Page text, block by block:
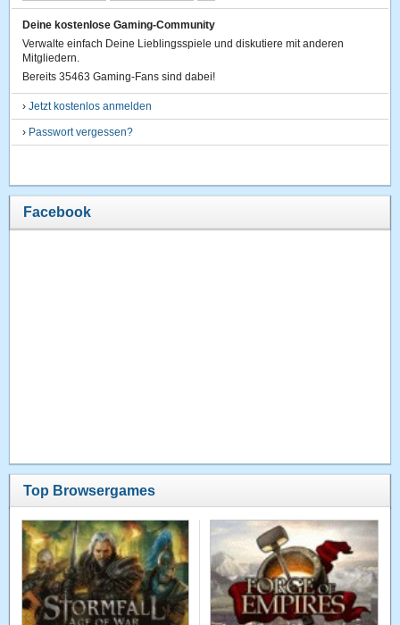
Deine kostenlose Gaming-Community
Verwalte einfach Deine Lieblingsspiele und diskutiere mit anderen
Mitgliedern.
Bereits 35463 Gaming-Fans sind dabei!
›Jetzt kostenlos anmelden
› Passwort vergessen?
Facebook
Top Browsergames